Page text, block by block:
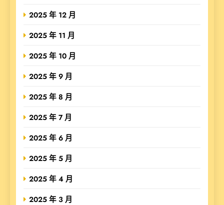
2025 年 12 月
2025 年 11 月
2025 年 10 月
2025 年 9 月
2025 年 8 月
2025 年 7 月
2025 年 6 月
2025 年 5 月
2025 年 4 月
2025 年 3 月